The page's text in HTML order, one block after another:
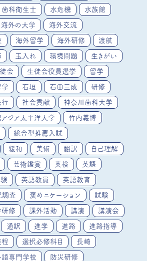
歯科衛生士 水危機 水族館
海外の大学 海外交流
海外留学 海外研修 渡航
玉入れ 環境問題 生きがい
会 生徒会役員選挙 留学
学 石垣 石田三成 研修
行 社会貢献 神奈川歯科大学
アジア太平洋大学 竹内義博
総合型推薦入試
緩和 美術 翻訳 自己理解
芸術鑑賞 英検 英語
英語教員 英語教育
調査 褒めニケーション 試験
研修 課外活動 講演 講演会
通訳 進学 進路 進路指導
程 選択必修科目 長崎
語専門学校 防災研修